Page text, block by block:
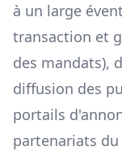
à un large
transaction et
des mandats),
diffusion des
portails
partenariats